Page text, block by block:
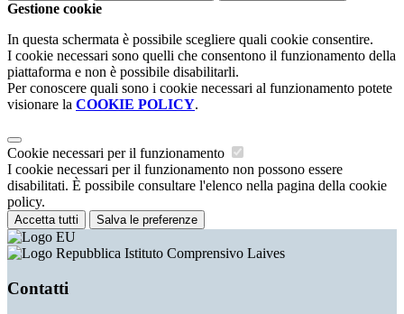
Gestione cookie
In questa schermata è possibile scegliere quali cookie consentire.
I cookie necessari sono quelli che consentono il funzionamento della
piattaforma e non è possibile disabilitarli.
Per conoscere quali sono i cookie necessari al funzionamento potete
visionare la COOKIE POLICY.
Cookie necessari per il funzionamento
I cookie necessari per il funzionamento non possono essere
disabilitati. È possibile consultare l'elenco nella pagina della cookie
policy.
Accetta tutti Salva le preferenze
Istituto Comprensivo Laives
Contatti